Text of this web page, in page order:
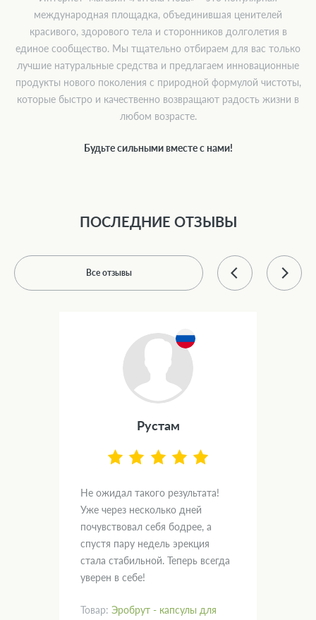
международная площадка, объединившая ценителей
красивого, здорового тела и сторонников долголетия в
единое сообщество. Мы тщательно отбираем для вас только
лучшие натуральные средства и предлагаем инновационные
продукты нового поколения с природной формулой чистоты,
которые быстро и качественно возвращают радость жизни в
любом возрасте.
Будьте сильными вместе с нами!
ПОСЛЕДНИЕ ОТЗЫВЫ
Все отзывы
Рустам
Не ожидал такого результата!
Уже через несколько дней
почувствовал себя бодрее, а
спустя пару недель эрекция
стала стабильной. Теперь всегда
уверен в себе!
Товар: Эробрут - капсулы для